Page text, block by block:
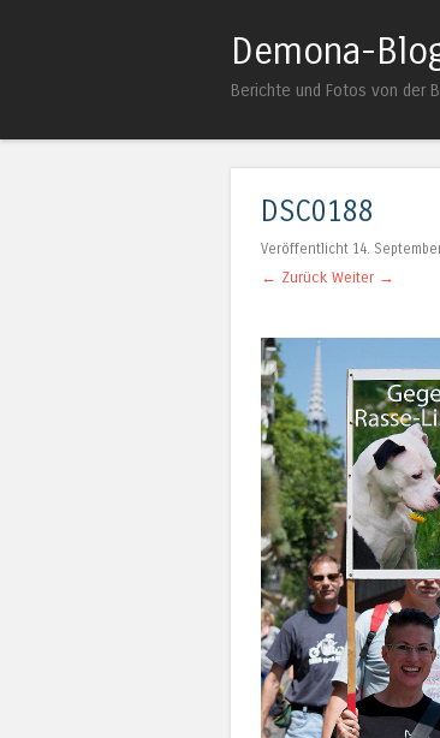
Demona-
Berichte und Fotos von der
DSC0188
Veröffentlicht 14.
← Zurück Weiter →